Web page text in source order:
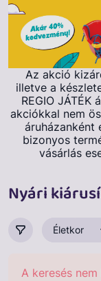
Az akció
illetve a
REGIO JÁTÉK
akciókkal nem
áruházanként
bizonyos
vásárlás
Nyári
Életkor
A keresés